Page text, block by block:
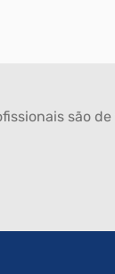
são